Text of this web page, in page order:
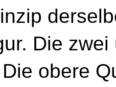
Die
obere